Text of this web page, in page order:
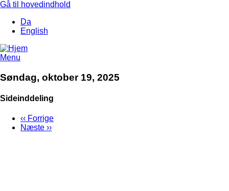
Gå til hovedindhold
Da
English
Menu
Søndag, oktober 19, 2025
Sideinddeling
‹‹ Forrige
Næste ››